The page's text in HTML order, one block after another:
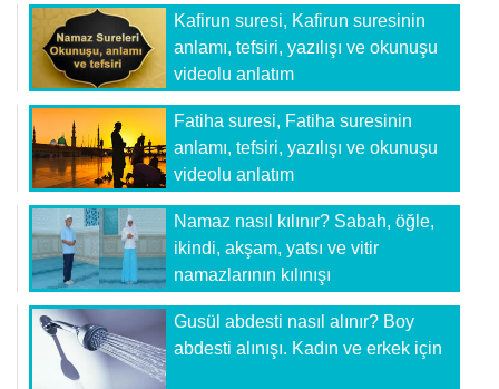
Kafirun suresi, Kafirun suresinin
anlamı, tefsiri, yazılışı ve okunuşu
videolu anlatım
Fatiha suresi, Fatiha suresinin
anlamı, tefsiri, yazılışı ve okunuşu
videolu anlatım
Namaz nasıl kılınır? Sabah, öğle,
ikindi, akşam, yatsı ve vitir
namazlarının kılınışı
Gusül abdesti nasıl alınır? Boy
abdesti alınışı. Kadın ve erkek için